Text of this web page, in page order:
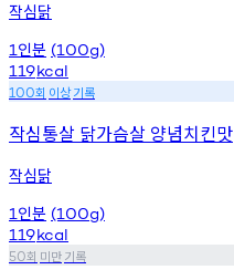
작심닭
1 인분 (100g)
119kcal
100회 이상기록
작심통살 닭가슴살 양념치킨맛
작심닭
1 인분 (100g)
119kcal
50회 미만기록